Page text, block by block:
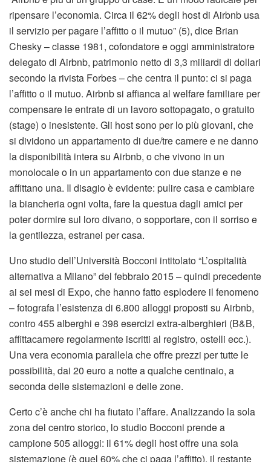
ripensare l’economia. Circa il 62% degli host di Airbnb usa
il servizio per pagare l’affitto o il mutuo” (5), dice Brian
Chesky – classe 1981, cofondatore e oggi amministratore
delegato di Airbnb, patrimonio netto di 3,3 miliardi di dollari
secondo la rivista Forbes – che centra il punto: ci si paga
l’affitto o il mutuo. Airbnb si affianca al welfare familiare per
compensare le entrate di un lavoro sottopagato, o gratuito
(stage) o inesistente. Gli host sono per lo più giovani, che
si dividono un appartamento di due/tre camere e ne danno
la disponibilità intera su Airbnb, o che vivono in un
monolocale o in un appartamento con due stanze e ne
affittano una. Il disagio è evidente: pulire casa e cambiare
la biancheria ogni volta, fare la questua dagli amici per
poter dormire sul loro divano, o sopportare, con il sorriso e
la gentilezza, estranei per casa.
Uno studio dell’Università Bocconi intitolato “L’ospitalità
alternativa a Milano” del febbraio 2015 – quindi precedente
ai sei mesi di Expo, che hanno fatto esplodere il fenomeno
– fotografa l’esistenza di 6.800 alloggi proposti su Airbnb,
contro 455 alberghi e 398 esercizi extra-alberghieri (B&B,
affittacamere regolarmente iscritti al registro, ostelli ecc.).
Una vera economia parallela che offre prezzi per tutte le
possibilità, dai 20 euro a notte a qualche centinaio, a
seconda delle sistemazioni e delle zone.
Certo c’è anche chi ha fiutato l’affare. Analizzando la sola
zona del centro storico, lo studio Bocconi prende a
campione 505 alloggi: il 61% degli host offre una sola
sistemazione (è quel 60% che ci paga l’affitto), il restante